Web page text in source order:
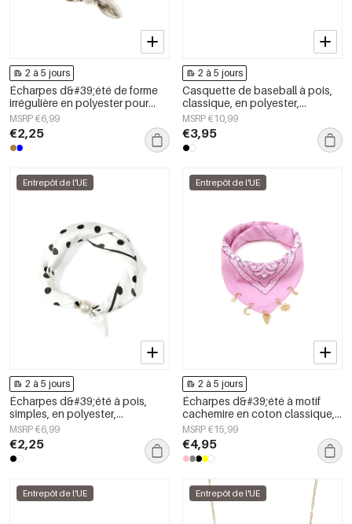
2 à 5 jours
Écharpes d&#39;été de forme
irrégulière en polyester pour
tous les jours, accessoires du
quotidien
MSRP €6,99
€2,25
2 à 5 jours
Casquette de baseball à pois,
classique, en polyester,
accessoire du quotidien
MSRP €10,99
€3,95
Entrepôt de l'UE
2 à 5 jours
Écharpes d&#39;été à pois,
simples, en polyester,
accessoires du quotidien
MSRP €6,99
€2,25
Entrepôt de l'UE
2 à 5 jours
Écharpes d&#39;été à motif
cachemire en coton classique,
accessoires du quotidien
MSRP €15,99
€4,95
Entrepôt de l'UE Entrepôt de l'UE